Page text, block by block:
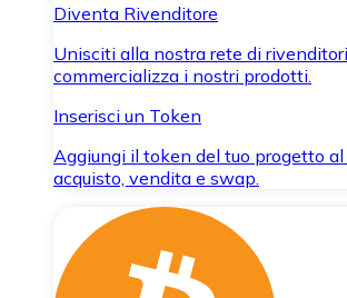
Diventa Rivenditore
Unisciti alla nostra rete di
commercializza i nostri prodotti.
Inserisci un Token
Aggiungi il token del tuo progetto
acquisto, vendita e swap.